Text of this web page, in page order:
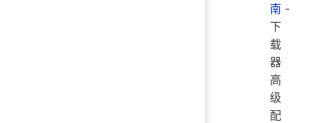
南 -
下
载
器
高
级
配